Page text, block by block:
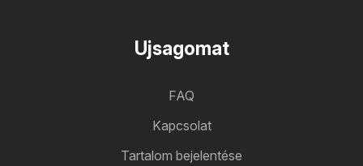
Ujsagomat
FAQ
Kapcsolat
Tartalom bejelentése